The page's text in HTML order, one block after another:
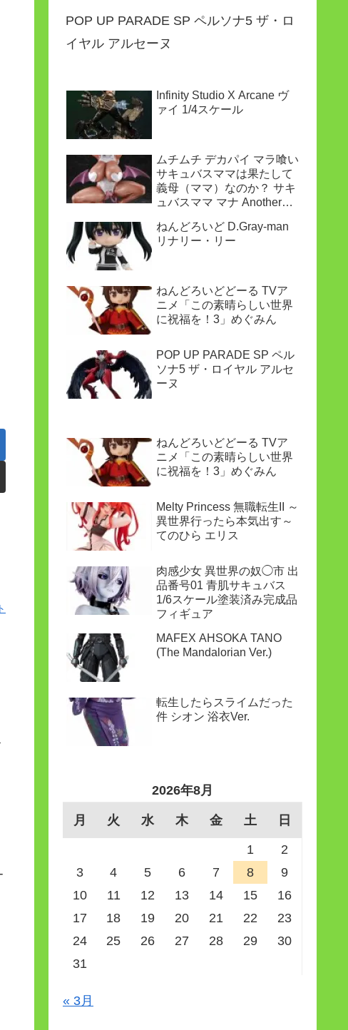
POP UP PARADE SP ペルソナ5 ザ・ロ
イヤル アルセーヌ
Infinity Studio X Arcane ヴ
ァイ 1/4スケール
ムチムチ デカパイ マラ喰い
サキュバスママは果たして
義母（ママ）なのか？ サキ
ュバスママ マナ Another
ねんどろいど D.Gray-man
リナリー・リー
ねんどろいどどーる TVア
ニメ「この素晴らしい世界
に祝福を！3」めぐみん
POP UP PARADE SP ペル
ソナ5 ザ・ロイヤル アルセ
ーヌ
ねんどろいどどーる TVア
ニメ「この素晴らしい世界
に祝福を！3」めぐみん
Melty Princess 無職転生II ～
異世界行ったら本気出す～
てのひら エリス
肉感少女 異世界の奴◯市 出
品番号01 青肌サキュバス
1/6スケール塗装済み完成品
フィギュア
MAFEX AHSOKA TANO
(The Mandalorian Ver.)
転生したらスライムだった
件 シオン 浴衣Ver.
2026年8月
月 火 水 木 金 土 日
1
2
3
4 5 6 7 8
9
10
11 12 13 14 15
16
17
18 19 20 21 22
23
24
25 26 27 28 29
30
31
« 3月